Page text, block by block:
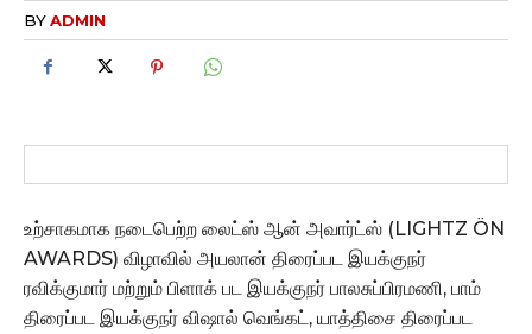
BYADMIN
உற்சாகமாக நடைபெற்ற லைட்ஸ் ஆன் அவார்ட்ஸ் (LIGHTZ ÖN
AWARDS) விழாவில் அயலான் திரைப்பட இயக்குநர்
ரவிக்குமார் மற்றும் பிளாக் பட இயக்குநர் பாலசுப்பிரமணி, பாம்
திரைப்பட இயக்குநர் விஷால் வெங்கட், யாத்திசை திரைப்பட